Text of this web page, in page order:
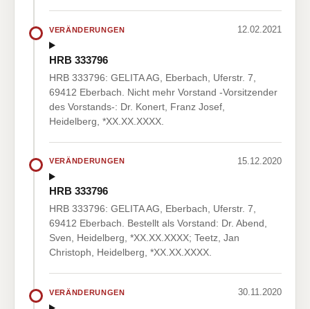
VERÄNDERUNGEN 12.02.2021
HRB 333796
HRB 333796: GELITA AG, Eberbach, Uferstr. 7,
69412 Eberbach. Nicht mehr Vorstand -Vorsitzender
des Vorstands-: Dr. Konert, Franz Josef,
Heidelberg, *XX.XX.XXXX.
VERÄNDERUNGEN 15.12.2020
HRB 333796
HRB 333796: GELITA AG, Eberbach, Uferstr. 7,
69412 Eberbach. Bestellt als Vorstand: Dr. Abend,
Sven, Heidelberg, *XX.XX.XXXX; Teetz, Jan
Christoph, Heidelberg, *XX.XX.XXXX.
VERÄNDERUNGEN 30.11.2020